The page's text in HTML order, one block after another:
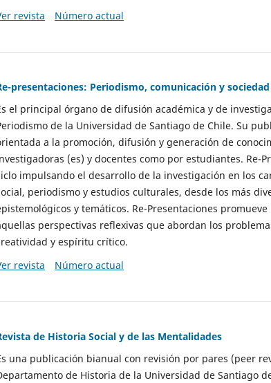
revista
Número actual
presentaciones: Periodismo, comunicación y sociedad
el principal órgano de difusión académica y de
de la Universidad de Santiago de Chile. Su
a la promoción, difusión y generación de
(es) y docentes como por estudiantes. Re-
impulsando el desarrollo de la investigación en los
periodismo y estudios culturales, desde los más
y temáticos. Re-Presentaciones
perspectivas reflexivas que abordan los
y espíritu crítico.
revista
Número actual
de Historia Social y de las Mentalidades
una publicación bianual con revisión por pares (peer
de Historia de la Universidad de Santiago